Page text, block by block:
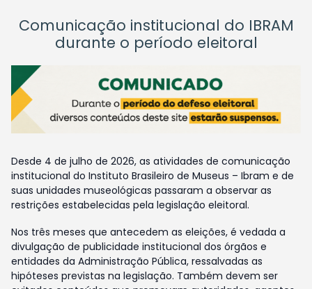
Comunicação institucional do IBRAM
durante o período eleitoral
Desde 4 de julho de 2026, as atividades de comunicação
institucional do Instituto Brasileiro de Museus – Ibram e de
suas unidades museológicas passaram a observar as
restrições estabelecidas pela legislação eleitoral.
Nos três meses que antecedem as eleições, é vedada a
divulgação de publicidade institucional dos órgãos e
entidades da Administração Pública, ressalvadas as
hipóteses previstas na legislação. Também devem ser